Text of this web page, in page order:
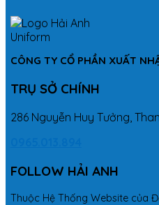
CÔNG TY CỔ PHẦN XUẤT
TRỤ SỞ CHÍNH
286 Nguyễn Huy Tưởng,
FOLLOW HẢI ANH
Thuộc Hệ Thống Website của